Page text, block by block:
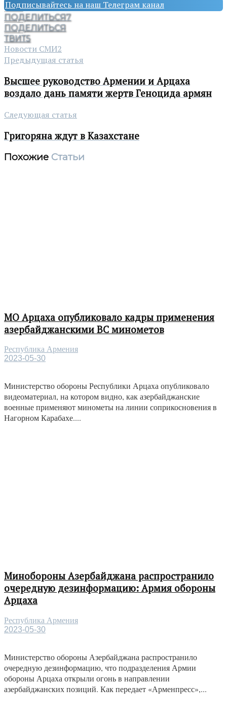
Подписывайтесь на наш Телеграм канал
ПОДЕЛИТЬСЯ7
ПОДЕЛИТЬСЯ
ТВИТ5
Новости СМИ2
Предыдущая статья
Высшее руководство Армении и Арцаха
воздало дань памяти жертв Геноцида армян
Следующая статья
Григоряна ждут в Казахстане
Похожие Статьи
МО Арцаха опубликовало кадры применения
азербайджанскими ВС минометов
Республика Армения
2023-05-30
Министерство обороны Республики Арцаха опубликовало
видеоматериал, на котором видно, как азербайджанские
военные применяют минометы на линии соприкосновения в
Нагорном Карабахе....
Минобороны Азербайджана распространило
очередную дезинформацию: Армия обороны
Арцаха
Республика Армения
2023-05-30
Министерство обороны Азербайджана распространило
очередную дезинформацию, что подразделения Армии
обороны Арцаха открыли огонь в направлении
азербайджанских позиций. Как передает «Арменпресс»,...